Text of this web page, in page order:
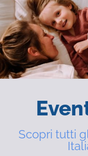
Scopri tutti